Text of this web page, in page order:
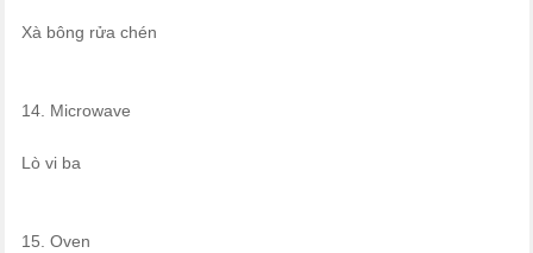
Xà bông rửa chén
14. Microwave
Lò vi ba
15. Oven